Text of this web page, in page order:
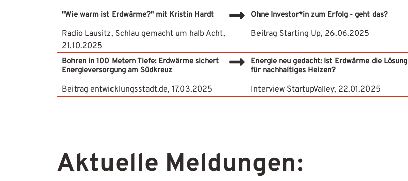
"Wie warm ist Erdwärme?" mit Kristin Hardt
Radio Lausitz, Schlau gemacht um halb Acht,
21.10.2025
Ohne Investor*in zum Erfolg - geht das?
Beitrag Starting Up, 26.06.2025
Bohren in 100 Metern Tiefe: Erdwärme sichert
Energieversorgung am Südkreuz
Beitrag entwicklungsstadt.de, 17.03.2025
Energie neu gedacht: Ist Erdwärme die Lösung
für nachhaltiges Heizen?
Interview StartupValley, 22.01.2025
Aktuelle Meldungen: